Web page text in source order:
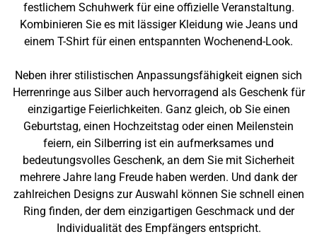
festlichem Schuhwerk für eine offizielle Veranstaltung.
Kombinieren Sie es mit lässiger Kleidung wie Jeans und
einem T-Shirt für einen entspannten Wochenend-Look.
Neben ihrer stilistischen Anpassungsfähigkeit eignen sich
Herrenringe aus Silber auch hervorragend als Geschenk für
einzigartige Feierlichkeiten. Ganz gleich, ob Sie einen
Geburtstag, einen Hochzeitstag oder einen Meilenstein
feiern, ein Silberring ist ein aufmerksames und
bedeutungsvolles Geschenk, an dem Sie mit Sicherheit
mehrere Jahre lang Freude haben werden. Und dank der
zahlreichen Designs zur Auswahl können Sie schnell einen
Ring finden, der dem einzigartigen Geschmack und der
Individualität des Empfängers entspricht.